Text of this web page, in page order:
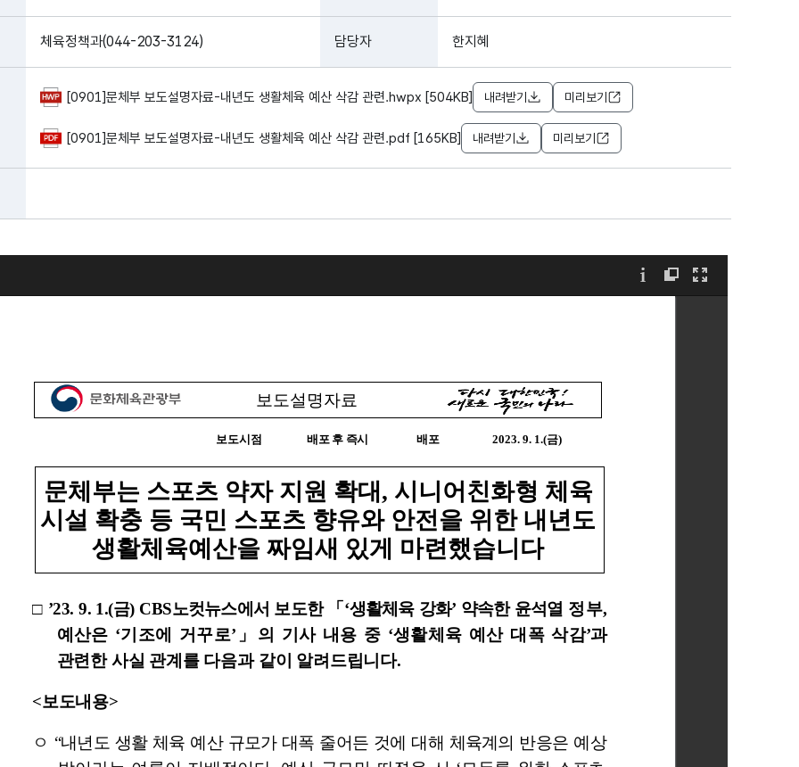
체육정책과(044-203-3124) 담당자 한지혜
[0901]문체부 보도설명자료-내년도 생활체육 예산 삭감 관련.hwpx [504KB] 내려받기 미리보기
[0901]문체부 보도설명자료-내년도 생활체육 예산 삭감 관련.pdf [165KB] 내려받기 미리보기